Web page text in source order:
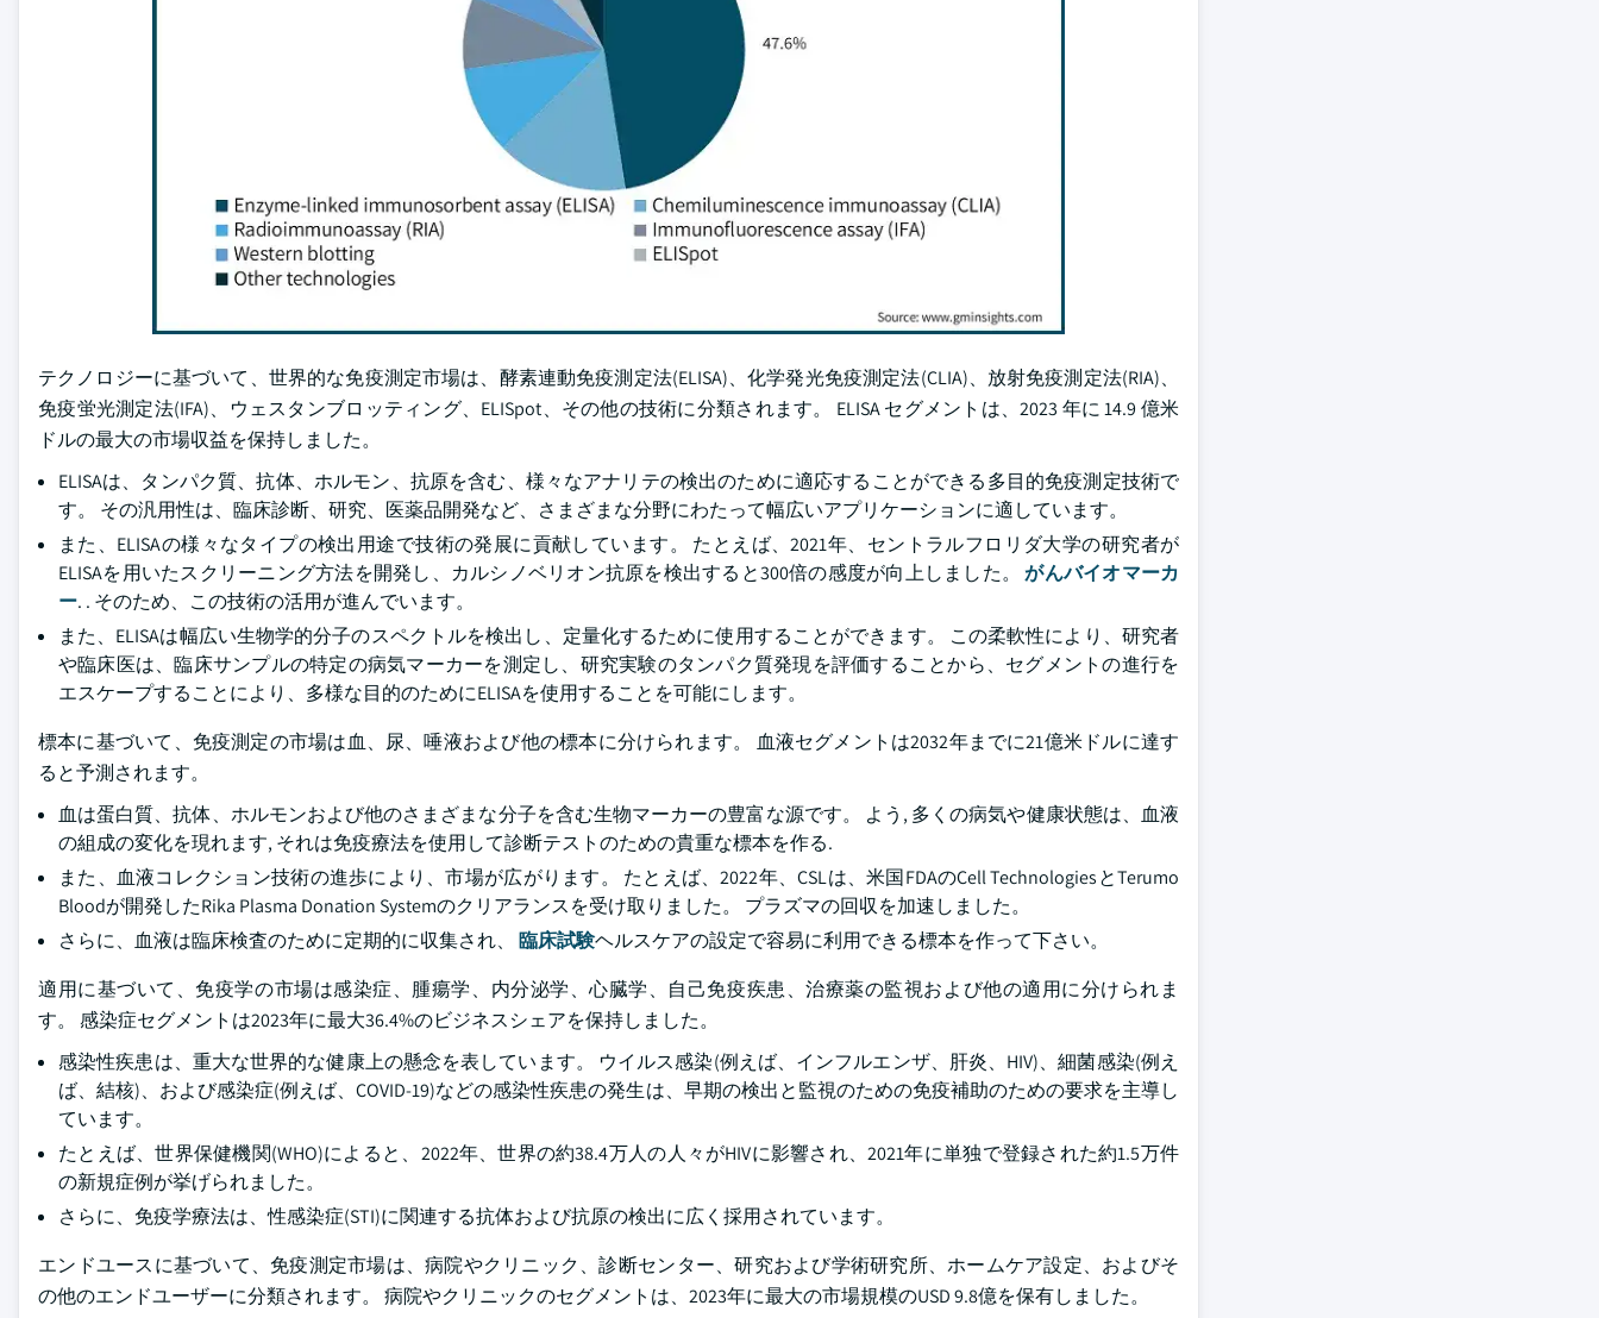
テクノロジーに基づいて、世界的な免疫測定市場は、酵素連動免疫測定法(ELISA)、化学発光免疫測定法(CLIA)、放射免疫測定法(RIA)、
免疫蛍光測定法(IFA)、ウェスタンブロッティング、ELISpot、その他の技術に分類されます。 ELISA セグメントは、2023 年に 14.9 億米
ドルの最大の市場収益を保持しました。
ELISAは、タンパク質、抗体、ホルモン、抗原を含む、様々なアナリテの検出のために適応することができる多目的免疫測定技術で
す。 その汎用性は、臨床診断、研究、医薬品開発など、さまざまな分野にわたって幅広いアプリケーションに適しています。
また、ELISAの様々なタイプの検出用途で技術の発展に貢献しています。 たとえば、2021年、セントラルフロリダ大学の研究者が
ELISAを用いたスクリーニング方法を開発し、カルシノベリオン抗原を検出すると300倍の感度が向上しました。がんバイオマーカ
ー. . そのため、この技術の活用が進んでいます。
また、ELISAは幅広い生物学的分子のスペクトルを検出し、定量化するために使用することができます。 この柔軟性により、研究者
や臨床医は、臨床サンプルの特定の病気マーカーを測定し、研究実験のタンパク質発現を評価することから、セグメントの進行を
エスケープすることにより、多様な目的のためにELISAを使用することを可能にします。
標本に基づいて、免疫測定の市場は血、尿、唾液および他の標本に分けられます。 血液セグメントは2032年までに21億米ドルに達す
ると予測されます。
血は蛋白質、抗体、ホルモンおよび他のさまざまな分子を含む生物マーカーの豊富な源です。 よう, 多くの病気や健康状態は、血液
の組成の変化を現れます, それは免疫療法を使用して診断テストのための貴重な標本を作る.
また、血液コレクション技術の進歩により、市場が広がります。 たとえば、2022年、CSLは、米国FDAのCell TechnologiesとTerumo
Bloodが開発したRika Plasma Donation Systemのクリアランスを受け取りました。 プラズマの回収を加速しました。
さらに、血液は臨床検査のために定期的に収集され、 臨床試験ヘルスケアの設定で容易に利用できる標本を作って下さい。
適用に基づいて、免疫学の市場は感染症、腫瘍学、内分泌学、心臓学、自己免疫疾患、治療薬の監視および他の適用に分けられま
す。 感染症セグメントは2023年に最大36.4%のビジネスシェアを保持しました。
感染性疾患は、重大な世界的な健康上の懸念を表しています。 ウイルス感染(例えば、インフルエンザ、肝炎、HIV)、細菌感染(例え
ば、結核)、および感染症(例えば、COVID-19)などの感染性疾患の発生は、早期の検出と監視のための免疫補助のための要求を主導し
ています。
たとえば、世界保健機関(WHO)によると、2022年、世界の約38.4万人の人々がHIVに影響され、2021年に単独で登録された約1.5万件
の新規症例が挙げられました。
さらに、免疫学療法は、性感染症(STI)に関連する抗体および抗原の検出に広く採用されています。
エンドユースに基づいて、免疫測定市場は、病院やクリニック、診断センター、研究および学術研究所、ホームケア設定、およびそ
の他のエンドユーザーに分類されます。 病院やクリニックのセグメントは、2023年に最大の市場規模のUSD 9.8億を保有しました。